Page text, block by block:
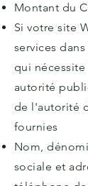
Montant du
Si votre site
services
qui
autorité
de l'autorité
fournies
Nom,
sociale et